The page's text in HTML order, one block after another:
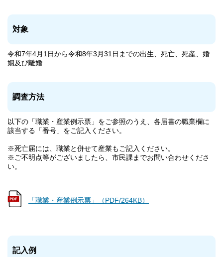
対象
令和7年4月1日から令和8年3月31日までの出生、死亡、死産、婚
姻及び離婚
調査方法
以下の「職業・産業例示票」をご参照のうえ、各届書の職業欄に
該当する「番号」をご記入ください。
※死亡届には、職業と併せて産業もご記入ください。
※ご不明点等がございましたら、市民課までお問い合わせくださ
い。
「職業・産業例示票」（PDF/264KB）
記入例